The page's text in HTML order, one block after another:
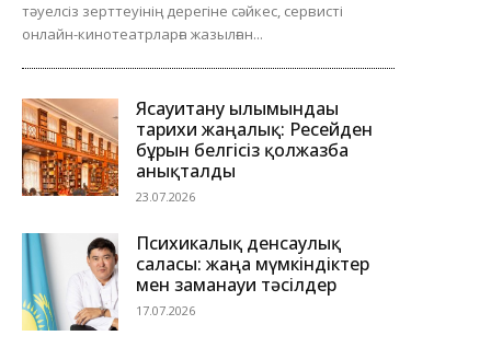
тәуелсіз зерттеуінің дерегіне сәйкес, сервисті
онлайн-кинотеатрларға жазылған...
Ясауитану ғылымындағы
тарихи жаңалық: Ресейден
бұрын белгісіз қолжазба
анықталды
23.07.2026
Психикалық денсаулық
саласы: жаңа мүмкіндіктер
мен заманауи тәсілдер
17.07.2026